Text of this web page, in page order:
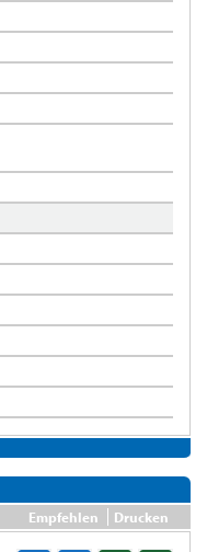
Empfehlen
Drucken